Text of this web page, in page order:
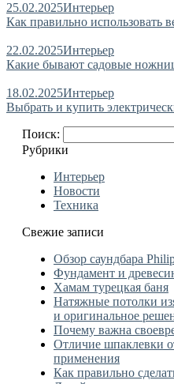
25.02.2025Интерьер
Как правильно использовать
22.02.2025Интерьер
Какие бывают садовые
18.02.2025Интерьер
Выбрать и купить
Поиск:
Рубрики
Интерьер
Новости
Техника
Свежие записи
Обзор саундбара
Фундамент и
Хамам турецкая баня
Натяжные потолки
и оригинальное
Почему важна
Отличие шпаклевки
применения
Как правильно